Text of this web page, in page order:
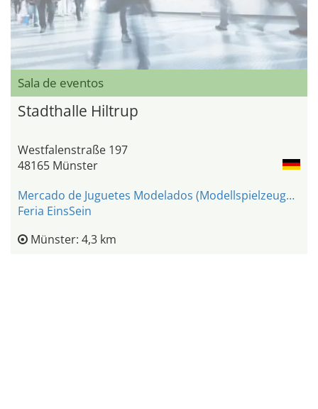
Sala de eventos
Stadthalle Hiltrup
Westfalenstraße 197
48165 Münster
Mercado de Juguetes Modelados (Modellspielzeugmarkt)
Feria EinsSein
Münster: 4,3 km